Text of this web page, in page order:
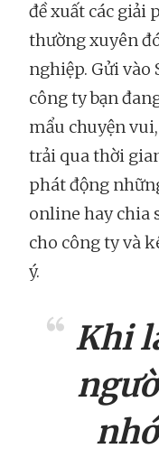
đề xuất các giải
thường xuyên
nghiệp. Gửi vào
công ty bạn
mẩu chuyện
trải qua thời
phát động
online hay chia
cho công ty và
ý.
Khi